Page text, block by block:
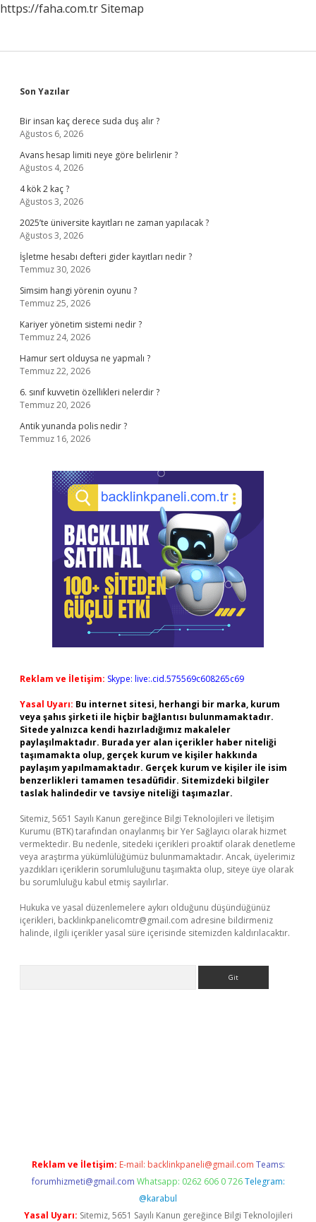
https://faha.com.trSitemap
Sidebar
Son Yazılar
Bir insan kaç derece suda duş alır ?
Ağustos 6, 2026
Avans hesap limiti neye göre belirlenir ?
Ağustos 4, 2026
4 kök 2 kaç ?
Ağustos 3, 2026
2025’te üniversite kayıtları ne zaman yapılacak ?
Ağustos 3, 2026
İşletme hesabı defteri gider kayıtları nedir ?
Temmuz 30, 2026
Simsim hangi yörenin oyunu ?
Temmuz 25, 2026
Kariyer yönetim sistemi nedir ?
Temmuz 24, 2026
Hamur sert olduysa ne yapmalı ?
Temmuz 22, 2026
6. sınıf kuvvetin özellikleri nelerdir ?
Temmuz 20, 2026
Antik yunanda polis nedir ?
Temmuz 16, 2026
Reklam ve İletişim: Skype: live:.cid.575569c608265c69
Yasal Uyarı: Bu internet sitesi, herhangi bir marka, kurum
veya şahıs şirketi ile hiçbir bağlantısı bulunmamaktadır.
Sitede yalnızca kendi hazırladığımız makaleler
paylaşılmaktadır. Burada yer alan içerikler haber niteliği
taşımamakta olup, gerçek kurum ve kişiler hakkında
paylaşım yapılmamaktadır. Gerçek kurum ve kişiler ile isim
benzerlikleri tamamen tesadüfidir. Sitemizdeki bilgiler
taslak halindedir ve tavsiye niteliği taşımazlar.
Sitemiz, 5651 Sayılı Kanun gereğince Bilgi Teknolojileri ve İletişim
Kurumu (BTK) tarafından onaylanmış bir Yer Sağlayıcı olarak hizmet
vermektedir. Bu nedenle, sitedeki içerikleri proaktif olarak denetleme
veya araştırma yükümlülüğümüz bulunmamaktadır. Ancak, üyelerimiz
yazdıkları içeriklerin sorumluluğunu taşımakta olup, siteye üye olarak
bu sorumluluğu kabul etmiş sayılırlar.
Hukuka ve yasal düzenlemelere aykırı olduğunu düşündüğünüz
içerikleri, backlinkpanelicomtr@gmail.com adresine bildirmeniz
halinde, ilgili içerikler yasal süre içerisinde sitemizden kaldırılacaktır.
Reklam ve İletişim: E-mail: backlinkpaneli@gmail.com Teams:
forumhizmeti@gmail.com Whatsapp: 0262 606 0 726 Telegram:
@karabul
Yasal Uyarı: Sitemiz, 5651 Sayılı Kanun gereğince Bilgi Teknolojileri